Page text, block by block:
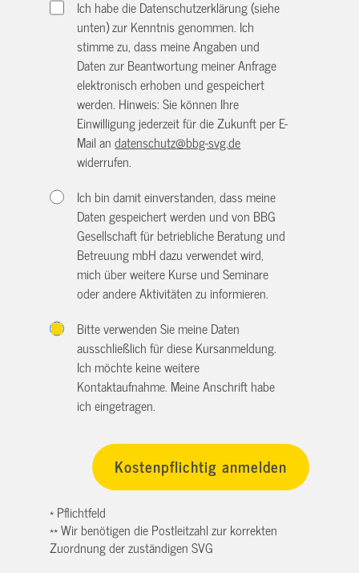
Ich habe die Datenschutzerklärung (siehe
unten) zur Kenntnis genommen. Ich
stimme zu, dass meine Angaben und
Daten zur Beantwortung meiner Anfrage
elektronisch erhoben und gespeichert
werden. Hinweis: Sie können Ihre
Einwilligung jederzeit für die Zukunft per E-
Mail andatenschutz@bbg-svg.de
widerrufen.
Ich bin damit einverstanden, dass meine
Daten gespeichert werden und von BBG
Gesellschaft für betriebliche Beratung und
Betreuung mbH dazu verwendet wird,
mich über weitere Kurse und Seminare
oder andere Aktivitäten zu informieren.
Bitte verwenden Sie meine Daten
ausschließlich für diese Kursanmeldung.
Ich möchte keine weitere
Kontaktaufnahme. Meine Anschrift habe
ich eingetragen.
* Pflichtfeld
** Wir benötigen die Postleitzahl zur korrekten
Zuordnung der zuständigen SVG